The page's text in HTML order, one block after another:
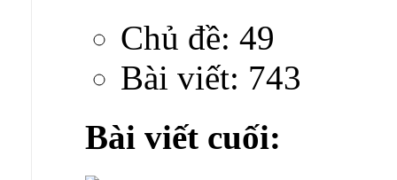
Chủ đề: 49
Bài viết: 743
Bài viết cuối: